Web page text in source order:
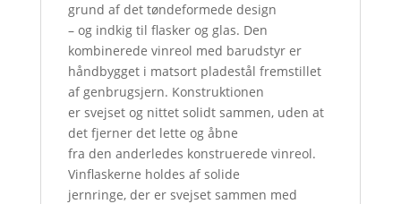
grund af det tøndeformede design
– og indkig til flasker og glas. Den
kombinerede vinreol med barudstyr er
håndbygget i matsort pladestål fremstillet
af genbrugsjern. Konstruktionen
er svejset og nittet solidt sammen, uden at
det fjerner det lette og åbne
fra den anderledes konstruerede vinreol.
Vinflaskerne holdes af solide
jernringe, der er svejset sammen med